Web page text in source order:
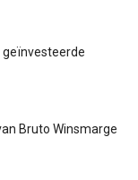
geïnvesteerde
Bruto Winsmarge